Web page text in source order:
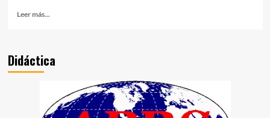
Leer más...
Didáctica